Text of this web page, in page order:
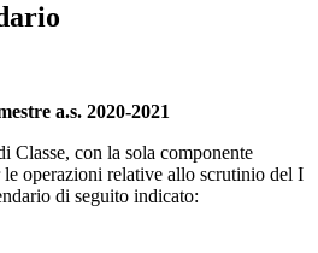
a.s. 2020-2021
Classe, con la sola componente
operazioni relative allo scrutinio del I
di seguito indicato: